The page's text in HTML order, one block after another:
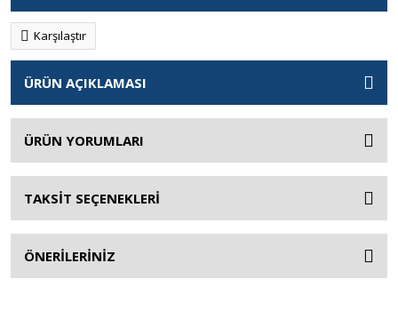
Karşılaştır
ÜRÜN AÇIKLAMASI
ÜRÜN YORUMLARI
TAKSİT SEÇENEKLERİ
ÖNERİLERİNİZ